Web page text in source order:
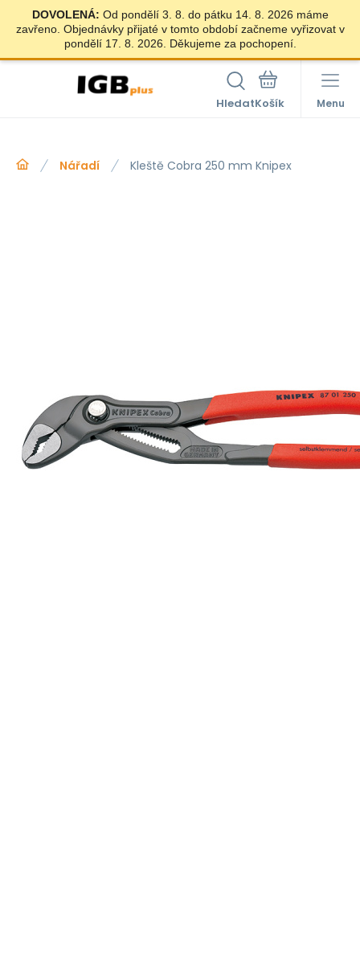
DOVOLENÁ: Od pondělí 3. 8. do pátku 14. 8. 2026 máme
zavřeno. Objednávky přijaté v tomto období začneme vyřizovat v
pondělí 17. 8. 2026. Děkujeme za pochopení.
Hledat Menu
Nářadí Kleště Cobra 250 mm Knipex